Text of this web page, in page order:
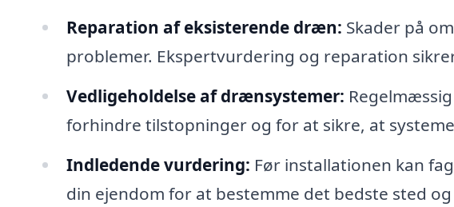
Reparation af eksisterende dræn: Skader på
problemer. Ekspertvurdering og reparation
Vedligeholdelse af drænsystemer:
forhindre tilstopninger og for at sikre, at
Indledende vurdering: Før installationen kan
din ejendom for at bestemme det bedste sted